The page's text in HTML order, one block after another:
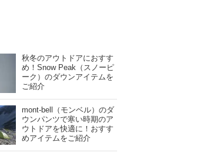
秋冬のアウトドアにおすす
め！Snow Peak（スノーピ
ーク）のダウンアイテムを
ご紹介
mont-bell（モンベル）のダ
ウンパンツで寒い時期のア
ウトドアを快適に！おすす
めアイテムをご紹介